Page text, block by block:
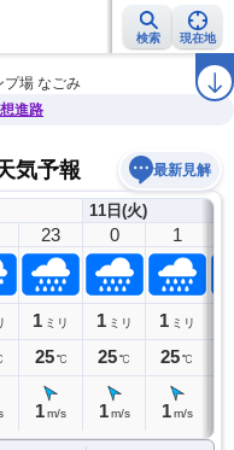
検索 現在地
警報・注意報 ラ
プ場 なごみ
進路
気予報 最新見解
23
1 ミリ
25 ℃
1m/s
11日(火)
0
1 ミリ
25℃
1 m/s
1
1 ミリ
25℃
1 m/s